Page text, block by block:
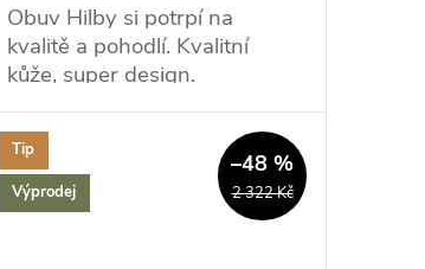
Obuv Hilby si potrpí na
kvalitě a pohodlí. Kvalitní
kůže, super design.
Tip
Výprodej
2 322 Kč
–48 %